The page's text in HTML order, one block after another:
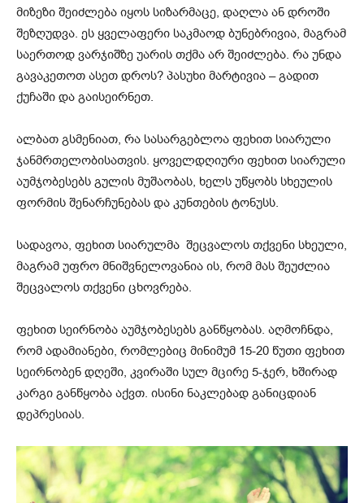
მიზეზი შეიძლება იყოს სიზარმაცე, დაღლა ან დროში
შეზღუდვა. ეს ყველაფერი საკმაოდ ბუნებრივია, მაგრამ
საერთოდ ვარჯიშზე უარის თქმა არ შეიძლება. რა უნდა
გავაკეთოთ ასეთ დროს? პასუხი მარტივია – გადით
ქუჩაში და გაისეირნეთ.
ალბათ გსმენიათ, რა სასარგებლოა ფეხით სიარული
ჯანმრთელობისათვის. ყოველდღიური ფეხით სიარული
აუმჯობესებს გულის მუშაობას, ხელს უწყობს სხეულის
ფორმის შენარჩუნებას და კუნთების ტონუსს.
სადავოა, ფეხით სიარულმა შეცვალოს თქვენი სხეული,
მაგრამ უფრო მნიშვნელოვანია ის, რომ მას შეუძლია
შეცვალოს თქვენი ცხოვრება.
ფეხით სეირნობა აუმჯობესებს განწყობას. აღმოჩნდა,
რომ ადამიანები, რომლებიც მინიმუმ 15-20 წუთი ფეხით
სეირნობენ დღეში, კვირაში სულ მცირე 5-ჯერ, ხშირად
კარგი განწყობა აქვთ. ისინი ნაკლებად განიცდიან
დეპრესიას.